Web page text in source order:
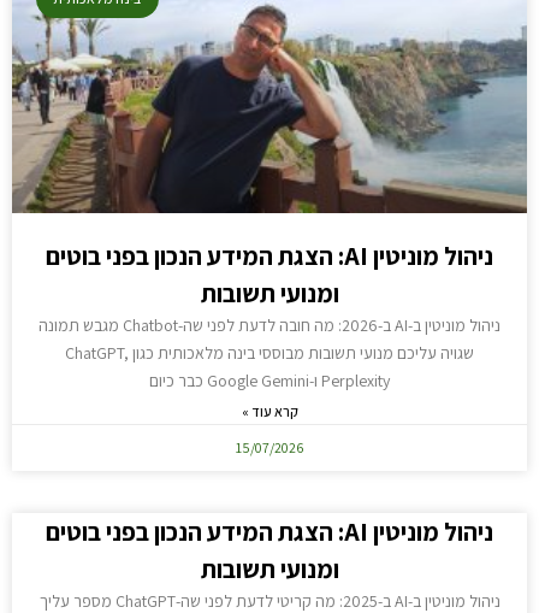
ניהול מוניטין AI: הצגת המידע הנכון בפני בוטים
ומנועי תשובות
ניהול מוניטין ב-AI ב-2026: מה חובה לדעת לפני שה-Chatbot מגבש תמונה
שגויה עליכם מנועי תשובות מבוססי בינה מלאכותית כגון ChatGPT,
Perplexity ו-Google Gemini כבר כיום
קרא עוד »
15/07/2026
ניהול מוניטין AI: הצגת המידע הנכון בפני בוטים
ומנועי תשובות
ניהול מוניטין ב-AI ב-2025: מה קריטי לדעת לפני שה-ChatGPT מספר עליך